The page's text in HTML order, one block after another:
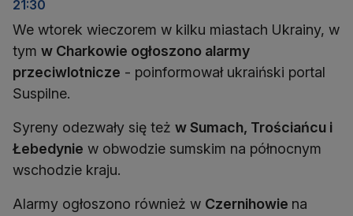
21:30
We wtorek wieczorem w kilku miastach Ukrainy, w
tym w Charkowie ogłoszono alarmy
przeciwlotnicze - poinformował ukraiński portal
Suspilne.
Syreny odezwały się też w Sumach, Trościańcu i
Łebedynie w obwodzie sumskim na północnym
wschodzie kraju.
Alarmy ogłoszono również w Czernihowie na